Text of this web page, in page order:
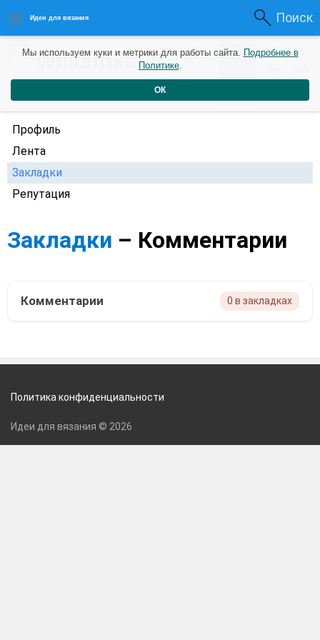
Идеи для вязания Поиск
Williamkatly2 года 0 0
Профиль
Лента
Закладки
Репутация
Закладки – Комментарии
Комментарии 0 в закладках
Мы используем куки и метрики для работы сайта. Подробнее в
Политике.
ОК
Политика конфиденциальности
Идеи для вязания © 2026